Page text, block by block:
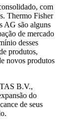
com
Thermo Fisher
AG são alguns
de mercado
desses
produtos,
novos produtos
B.V.,
do
de seus